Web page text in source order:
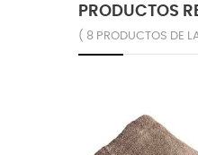
PRODUCTOS
( 8 PRODUCTOS DE